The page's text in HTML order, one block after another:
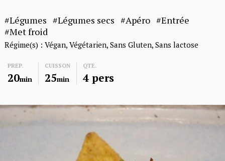
Légumes Légumes secs Apéro
Entrée
Met froid
Régime(s) : Végan Végétarien Sans Gluten Sans lactose
PREP.
20min
CUISSON
25min
QTE.
4 pers